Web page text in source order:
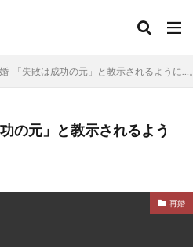
_「失敗は成功の元」と教示されるように…
の元」と教示されるよう
再婚